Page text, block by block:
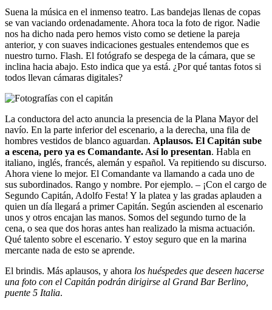
Suena la música en el inmenso teatro. Las bandejas llenas de copas
se van vaciando ordenadamente. Ahora toca la foto de rigor. Nadie
nos ha dicho nada pero hemos visto como se detiene la pareja
anterior, y con suaves indicaciones gestuales entendemos que es
nuestro turno. Flash. El fotógrafo se despega de la cámara, que se
inclina hacia abajo. Esto indica que ya está. ¿Por qué tantas fotos si
todos llevan cámaras digitales?
La conductora del acto anuncia la presencia de la Plana Mayor del
navío. En la parte inferior del escenario, a la derecha, una fila de
hombres vestidos de blanco aguardan. Aplausos. El Capitán sube
a escena, pero ya es Comandante. Así lo presentan. Habla en
italiano, inglés, francés, alemán y español. Va repitiendo su discurso.
Ahora viene lo mejor. El Comandante va llamando a cada uno de
sus subordinados. Rango y nombre. Por ejemplo. – ¡Con el cargo de
Segundo Capitán, Adolfo Festa! Y la platea y las gradas aplauden a
quien un día llegará a primer Capitán. Según ascienden al escenario
unos y otros encajan las manos. Somos del segundo turno de la
cena, o sea que dos horas antes han realizado la misma actuación.
Qué talento sobre el escenario. Y estoy seguro que en la marina
mercante nada de esto se aprende.
El brindis. Más aplausos, y ahora los huéspedes que deseen hacerse
una foto con el Capitán podrán dirigirse al Grand Bar Berlino,
puente 5 Italia.